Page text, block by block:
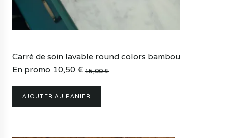
Carré de soin lavable round colors bambou
En promo
15,00€
prix
initial
10,50 €
prix
actuel
AJOUTER AU PANIER